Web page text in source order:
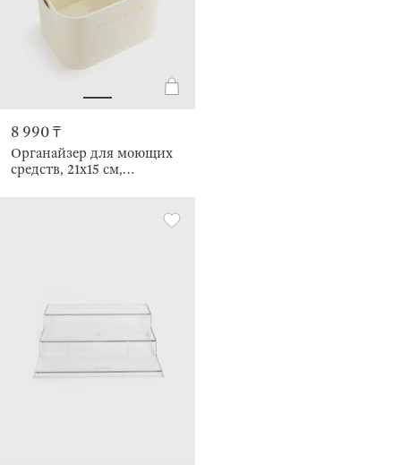
8 990 ₸
Органайзер для моющих
средств, 21х15 см,